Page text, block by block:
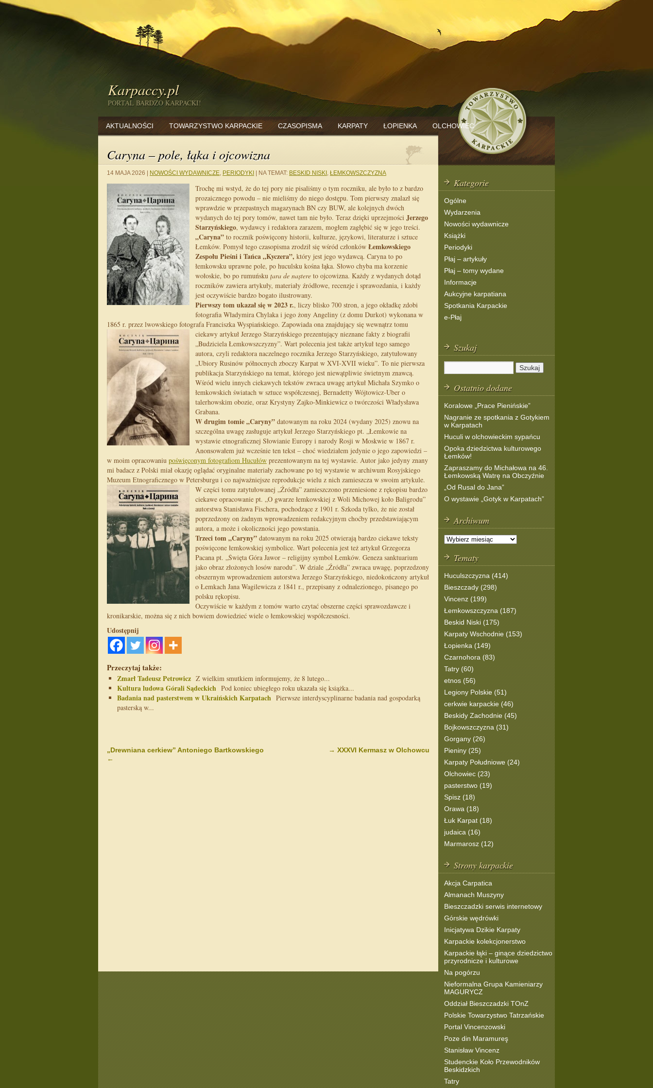
Karpaccy.pl
PORTAL BARDZO KARPACKI!
AKTUALNOŚCI TOWARZYSTWO KARPACKIE CZASOPISMA KARPATY ŁOPIENKA OLCHOWIEC
Caryna – pole, łąka i ojcowizna
14 MAJA 2026 NOWOŚCI WYDAWNICZE, PERIODYKI NA TEMAT: BESKID NISKI , ŁEMKOWSZCZYZNA
Trochę mi wstyd, że do tej pory nie pisaliśmy o tym roczniku, ale było to z bardzo
prozaicznego powodu – nie mieliśmy do niego dostępu. Tom pierwszy znalazł się
wprawdzie w przepastnych magazynach BN czy BUW, ale kolejnych dwóch
wydanych do tej pory tomów, nawet tam nie było. Teraz dzięki uprzejmości Jerzego
Starzyńskiego, wydawcy i redaktora zarazem, mogłem zagłębić się w jego treści.
„Caryna” to rocznik poświęcony historii, kulturze, językowi, literaturze i sztuce
Łemków. Pomysł tego czasopisma zrodził się wśród członków Łemkowskiego
Zespołu Pieśni i Tańca „Kyczera”, który jest jego wydawcą. Caryna to po
łemkowsku uprawne pole, po huculsku kośna łąka. Słowo chyba ma korzenie
wołoskie, bo po rumuńsku țara de naștere to ojcowizna. Każdy z wydanych dotąd
roczników zawiera artykuły, materiały źródłowe, recenzje i sprawozdania, i każdy
jest oczywiście bardzo bogato ilustrowany.
Pierwszy tom ukazał się w 2023 r., liczy blisko 700 stron, a jego okładkę zdobi
fotografia Władymira Chylaka i jego żony Angeliny (z domu Durkot) wykonana w
1865 r. przez lwowskiego fotografa Franciszka Wyspiańskiego. Zapowiada ona znajdujący się wewnątrz tomu
ciekawy artykuł Jerzego Starzyńskiego prezentujący nieznane fakty z biografii
„Budziciela Łemkowszczyzny”. Wart polecenia jest także artykuł tego samego
autora, czyli redaktora naczelnego rocznika Jerzego Starzyńskiego, zatytułowany
„Ubiory Rusinów północnych zboczy Karpat w XVI-XVII wieku”. To nie pierwsza
publikacja Starzyńskiego na temat, którego jest niewątpliwie świetnym znawcą.
Wśród wielu innych ciekawych tekstów zwraca uwagę artykuł Michała Szymko o
łemkowskich światach w sztuce współczesnej, Bernadetty Wójtowicz-Uber o
talerhowskim obozie, oraz Krystyny Zajko-Minkiewicz o twórczości Władysława
Grabana.
W drugim tomie „Caryny” datowanym na roku 2024 (wydany 2025) znowu na
szczególna uwagę zasługuje artykuł Jerzego Starzyńskiego pt. „Łemkowie na
wystawie etnograficznej Słowianie Europy i narody Rosji w Moskwie w 1867 r.
Anonsowałem już wcześnie ten tekst – choć wiedziałem jedynie o jego zapowiedzi –
w moim opracowaniu poświęconym fotografiom Hucułów prezentowanym na tej wystawie. Autor jako jedyny znany
mi badacz z Polski miał okazję oglądać oryginalne materiały zachowane po tej wystawie w archiwum Rosyjskiego
Muzeum Etnograficznego w Petersburgu i co najważniejsze reprodukcje wielu z nich zamieszcza w swoim artykule.
W części tomu zatytułowanej „Źródła” zamieszczono przeniesione z rękopisu bardzo
ciekawe opracowanie pt. „O gwarze łemkowskiej z Woli Michowej koło Baligrodu”
autorstwa Stanisława Fischera, pochodzące z 1901 r. Szkoda tylko, że nie został
poprzedzony on żadnym wprowadzeniem redakcyjnym choćby przedstawiającym
autora, a może i okoliczności jego powstania.
Trzeci tom „Caryny” datowanym na roku 2025 otwierają bardzo ciekawe teksty
poświęcone łemkowskiej symbolice. Wart polecenia jest też artykuł Grzegorza
Pacana pt. „Święta Góra Jawor – religijny symbol Łemków. Geneza sanktuarium
jako obraz złożonych losów narodu”. W dziale „Źródła” zwraca uwagę, poprzedzony
obszernym wprowadzeniem autorstwa Jerzego Starzyńskiego, niedokończony artykuł
o Łemkach Jana Wagilewicza z 1841 r., przepisany z odnalezionego, pisanego po
polsku rękopisu.
Oczywiście w każdym z tomów warto czytać obszerne części sprawozdawcze i
kronikarskie, można się z nich bowiem dowiedzieć wiele o łemkowskiej współczesności.
Udostępnij
Przeczytaj także:
Zmarł Tadeusz Petrowicz Z wielkim smutkiem informujemy, że 8 lutego...
Kultura ludowa Górali Sądeckich Pod koniec ubiegłego roku ukazała się książka...
Badania nad pasterstwem w Ukraińskich Karpatach Pierwsze interdyscyplinarne badania nad gospodarką
pasterską w...
→ XXXVI Kermasz w Olchowcu
„Drewniana cerkiew” Antoniego Bartkowskiego
←
Kategorie
Ogólne
Wydarzenia
Nowości wydawnicze
Książki
Periodyki
Płaj – artykuły
Płaj – tomy wydane
Informacje
Aukcyjne karpatiana
Spotkania Karpackie
e-Płaj
Szukaj
Ostatnio dodane
Koralowe „Prace Pienińskie”
Nagranie ze spotkania z Gotykiem
w Karpatach
Huculi w olchowieckim sypańcu
Opoka dziedzictwa kulturowego
Łemków!
Zapraszamy do Michałowa na 46.
Łemkowską Watrę na Obczyźnie
„Od Rusal do Jana”
O wystawie „Gotyk w Karpatach”
Archiwum
Tematy
Huculszczyzna (414)
Bieszczady (298)
Vincenz (199)
Łemkowszczyzna (187)
Beskid Niski (175)
Karpaty Wschodnie (153)
Łopienka (149)
Czarnohora (83)
Tatry (60)
etnos (56)
Legiony Polskie (51)
cerkwie karpackie (46)
Beskidy Zachodnie (45)
Bojkowszczyzna (31)
Gorgany (26)
Pieniny (25)
Karpaty Południowe (24)
Olchowiec (23)
pasterstwo (19)
Spisz (18)
Orawa (18)
Łuk Karpat (18)
judaica (16)
Marmarosz (12)
Strony karpackie
Akcja Carpatica
Almanach Muszyny
Bieszczadzki serwis internetowy
Górskie wędrówki
Inicjatywa Dzikie Karpaty
Karpackie kolekcjonerstwo
Karpackie łąki – ginące dziedzictwo
przyrodnicze i kulturowe
Na pogórzu
Nieformalna Grupa Kamieniarzy
MAGURYCZ
Oddział Bieszczadzki TOnZ
Polskie Towarzystwo Tatrzańskie
Portal Vincenzowski
Poze din Maramureş
Stanisław Vincenz
Studenckie Koło Przewodników
Beskidzkich
Tatry